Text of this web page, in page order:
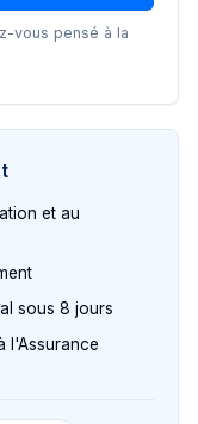
vous pensé à la
et au
sous 8 jours
l'Assurance